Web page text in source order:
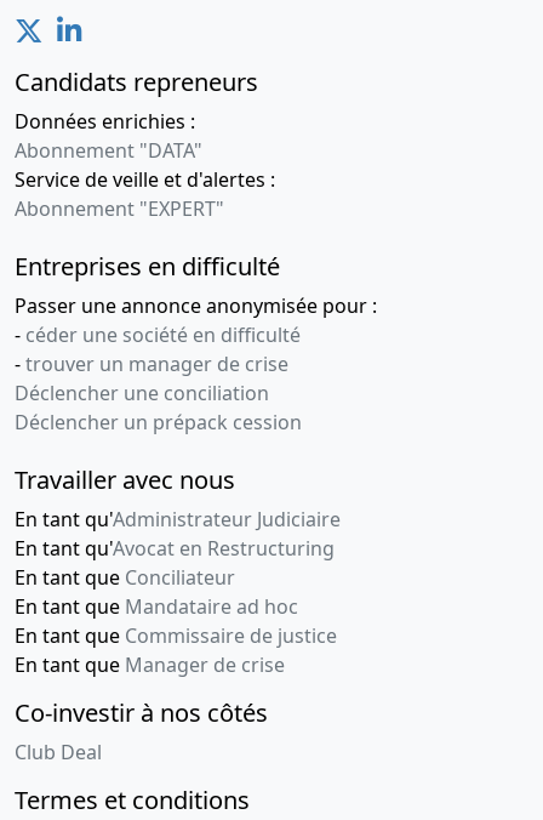
Candidats repreneurs
Données enrichies :
Abonnement "DATA"
Service de veille et d'alertes :
Abonnement "EXPERT"
Entreprises en difficulté
Passer une annonce anonymisée pour :
- céder une société en difficulté
-trouver un manager de crise
Déclencher une conciliation
Déclencher un prépack cession
Travailler avec nous
En tant qu'Administrateur Judiciaire
En tant qu'Avocat en Restructuring
En tant que Conciliateur
En tant que Mandataire ad hoc
En tant que Commissaire de justice
En tant que Manager de crise
Co-investir à nos côtés
Club Deal
Termes et conditions